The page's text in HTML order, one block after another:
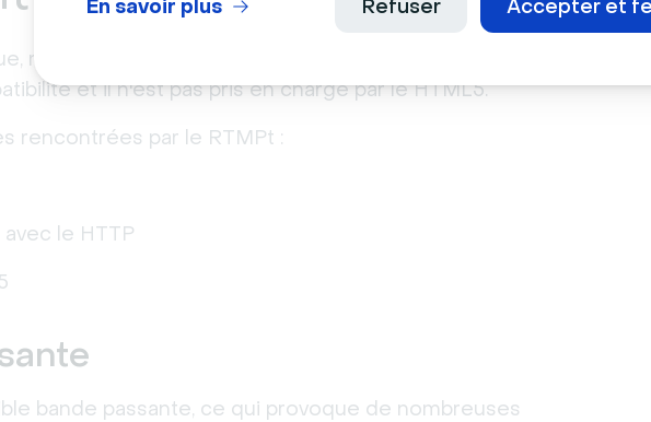
Accepter et
Refuser
En savoir plus
mais il a des défauts tels que des problèmes de bande
et il n'est pas pris en charge par le HTML5.
rencontrées par le RTMPt :
le HTTP
bande passante, ce qui provoque de nombreuses